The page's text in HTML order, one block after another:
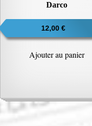
Darco
12,00 €
Ajouter au panier